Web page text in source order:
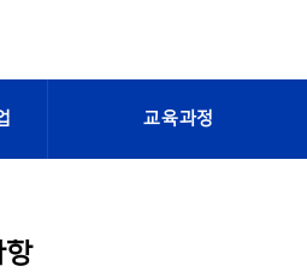
교육과정
항